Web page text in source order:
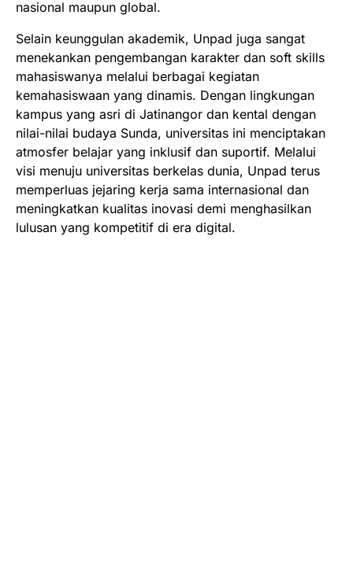
nasional maupun global.
Selain keunggulan akademik, Unpad juga sangat
menekankan pengembangan karakter dan soft skills
mahasiswanya melalui berbagai kegiatan
kemahasiswaan yang dinamis. Dengan lingkungan
kampus yang asri di Jatinangor dan kental dengan
nilai-nilai budaya Sunda, universitas ini menciptakan
atmosfer belajar yang inklusif dan suportif. Melalui
visi menuju universitas berkelas dunia, Unpad terus
memperluas jejaring kerja sama internasional dan
meningkatkan kualitas inovasi demi menghasilkan
lulusan yang kompetitif di era digital.